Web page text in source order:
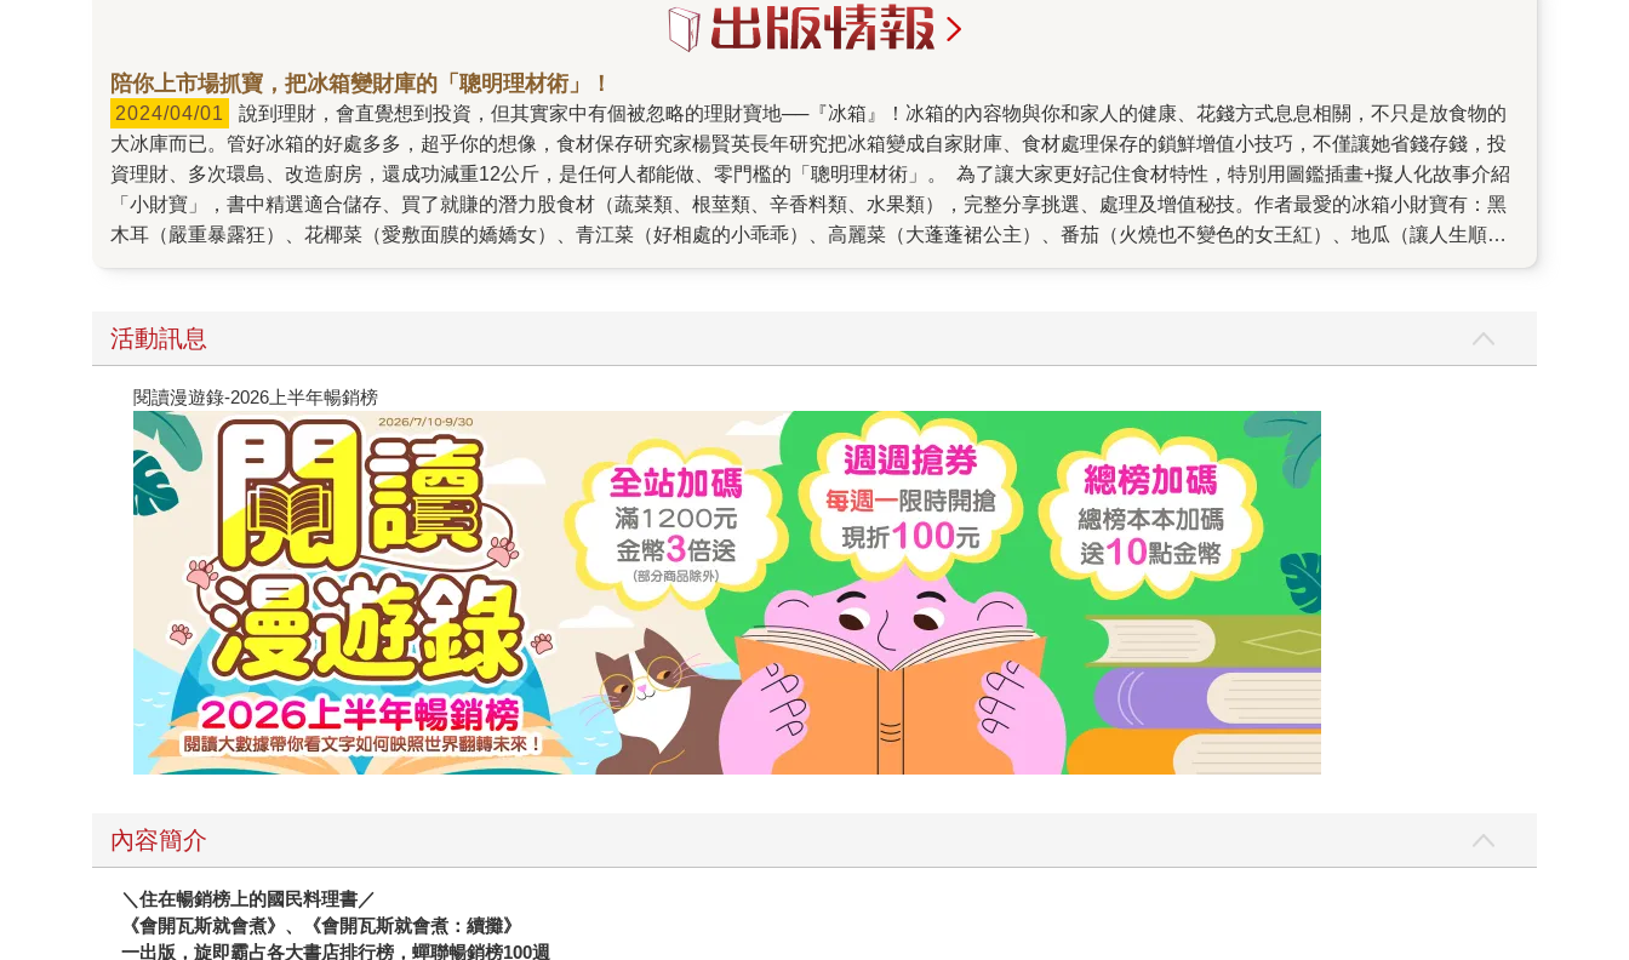
陪你上市場抓寶，把冰箱變財庫的「聰明理材術」！
2024/04/01
說到理財，會直覺想到投資，但其實家中有個被忽略的理財寶地──『冰箱』！冰箱的內容物與你和家人的健康、花錢方式息息相關，不只是放食物的
大冰庫而已。管好冰箱的好處多多，超乎你的想像，食材保存研究家楊賢英長年研究把冰箱變成自家財庫、食材處理保存的鎖鮮增值小技巧，不僅讓她省錢存錢，投
資理財、多次環島、改造廚房，還成功減重12公斤，是任何人都能做、零門檻的「聰明理材術」。 為了讓大家更好記住食材特性，特別用圖鑑插畫+擬人化故事介紹
「小財寶」，書中精選適合儲存、買了就賺的潛力股食材（蔬菜類、根莖類、辛香料類、水果類），完整分享挑選、處理及增值秘技。作者最愛的冰箱小財寶有：黑
木耳（嚴重暴露狂）、花椰菜（愛敷面膜的嬌嬌女）、青江菜（好相處的小乖乖）、高麗菜（大蓬蓬裙公主）、番茄（火燒也不變色的女王紅）、地瓜（讓人生順暢
學），無論一個人、兩個人、小家庭、多人家庭都適用。 除了「聰明理材術」，此次有個特別企劃──AI老公設計學，楊賢英老師首次分享她和老公孟爺的生活趣
事，是新時代主婦生活優雅開心的秘訣！面對來自婆婆的「內建程式」不用怕，隨時可以植入病毒（AI是靠嘴甜和溝通養成的），包含讓另一半甘心做家事、幫忙下
廚的訣竅，讓AI老公成為你的神隊友，需兼顧工作、家事、帶小孩三頭燒的職業婦女必看，妳可以生活得比現在更輕鬆！
活動訊息
閱讀漫遊錄-2026上半年暢銷榜
內容簡介
＼住在暢銷榜上的國民料理書／
《會開瓦斯就會煮》、《會開瓦斯就會煮：續攤》
一出版，旋即霸占各大書店排行榜，蟬聯暢銷榜100週